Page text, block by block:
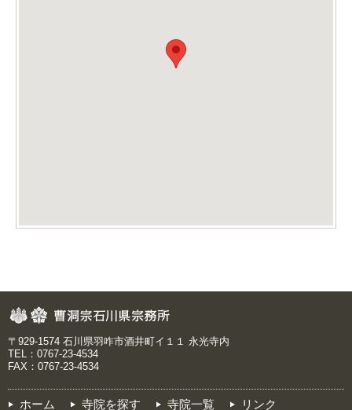
〒929-1574 石川県羽咋市酒井町イ１１ 永光寺内
TEL：0767-23-4534
FAX：0767-23-4534
ホーム 寺院を探す 寺院一覧 リンク